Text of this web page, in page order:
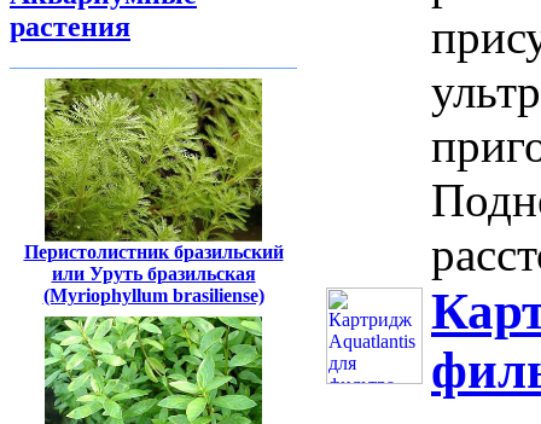
растения
Перистолистник бразильский
или Уруть бразильская
(Myriophyllum brasiliense)